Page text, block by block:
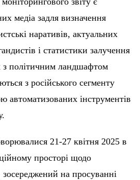
медіа задля визначення
наративів, актуальних
і статистики залучення
з політичним ландшафтом
з російського сегменту
автоматизованих інструментів
21-27 квітня 2025 в
просторі щодо
на просуванні